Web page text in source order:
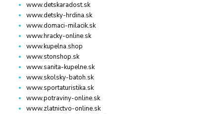
www.detskaradost.sk
www.detsky-hrdina.sk
www.domaci-milacik.sk
www.hracky-online.sk
www.kupelna.shop
www.stonshop.sk
www.sanita-kupelne.sk
www.skolsky-batoh.sk
www.sportaturistika.sk
www.potraviny-online.sk
www.zlatnictvo-online.sk